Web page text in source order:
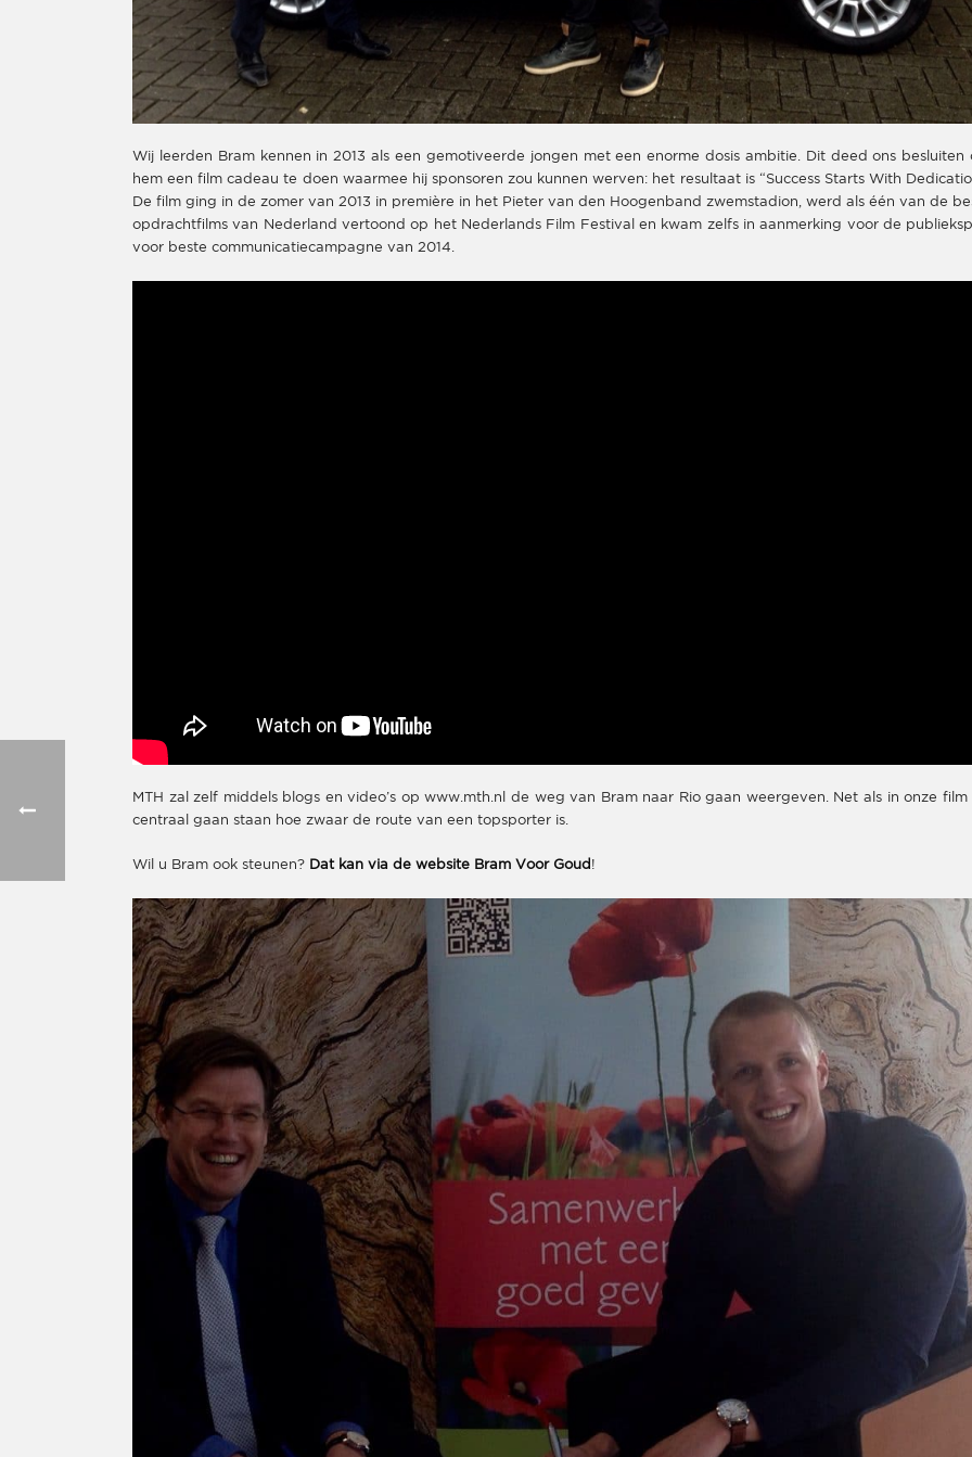
Wij leerden Bram kennen in 2013 als een gemotiveerde jongen met een enorme dosis ambitie. Dit deed ons besluiten
hem een film cadeau te doen waarmee hij sponsoren zou kunnen werven: het resultaat is “Success Starts With
De film ging in de zomer van 2013 in première in het Pieter van den Hoogenband zwemstadion, werd als één van de
opdrachtfilms van Nederland vertoond op het Nederlands Film Festival en kwam zelfs in aanmerking voor de
voor beste communicatiecampagne van 2014.
MTH zal zelf middels blogs en video’s op www.mth.nl de weg van Bram naar Rio gaan weergeven. Net als in onze film
centraal gaan staan hoe zwaar de route van een topsporter is.
Wil u Bram ook steunen? Dat kan via de website Bram Voor Goud !